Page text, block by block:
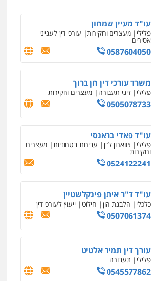
עו"ד שאדי נאטור
פלילי פשיעה חמורה
0509230800
גיל דביר – משרד עורכי דין
0506217771
עו"ד אריה פטר
בפרקליטות המדינה
0506217994
משרד עורכי דין פארס פלאח
0549911449
עו"ד עידית שינו-אמיתי
חמורה מעצרים וחקירות
0507587013
עו"ד מעיין שמחון
פלילי מעצרים וחקירות עורכי דין לענייני
אסירים
0587604050
משרד עורכי דין חן ברוך
פלילי דיני תעבורה מעצרים וחקירות
0505078733
עו"ד פאדי בראנסי
פלילי צווארון לבן עבירות בטחוניות מעצרים
וחקירות
0524122241
עו"ד ד"ר איתן פינקלשטיין
כלכלי הלבנת הון חילוט ייעוץ לעורכי דין
0507061374
עורך דין תמיר אלטיט
פלילי תעבורה
0545577862